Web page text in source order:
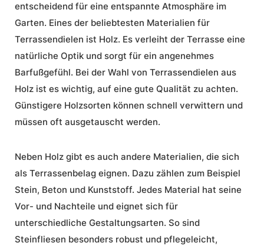
entscheidend für eine entspannte Atmosphäre im
Garten. Eines der beliebtesten Materialien für
Terrassendielen ist Holz. Es verleiht der Terrasse eine
natürliche Optik und sorgt für ein angenehmes
Barfußgefühl. Bei der Wahl von Terrassendielen aus
Holz ist es wichtig, auf eine gute Qualität zu achten.
Günstigere Holzsorten können schnell verwittern und
müssen oft ausgetauscht werden.
Neben Holz gibt es auch andere Materialien, die sich
als Terrassenbelag eignen. Dazu zählen zum Beispiel
Stein, Beton und Kunststoff. Jedes Material hat seine
Vor- und Nachteile und eignet sich für
unterschiedliche Gestaltungsarten. So sind
Steinfliesen besonders robust und pflegeleicht,